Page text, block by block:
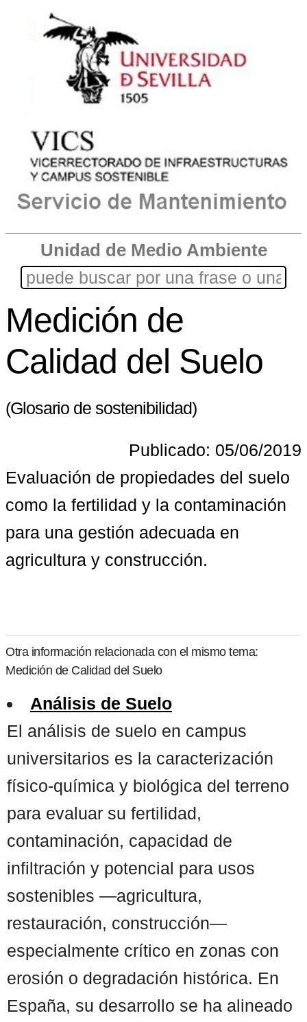
Unidad de Medio Ambiente
Medición de
Calidad del Suelo
(Glosario de sostenibilidad)
Publicado: 05/06/2019
Evaluación de propiedades del suelo
como la fertilidad y la contaminación
para una gestión adecuada en
agricultura y construcción.
Otra información relacionada con el mismo tema:
Medición de Calidad del Suelo
Análisis de Suelo
El análisis de suelo en campus
universitarios es la caracterización
físico-química y biológica del terreno
para evaluar su fertilidad,
contaminación, capacidad de
infiltración y potencial para usos
sostenibles —agricultura,
restauración, construcción—
especialmente crítico en zonas con
erosión o degradación histórica. En
España, su desarrollo se ha alineado